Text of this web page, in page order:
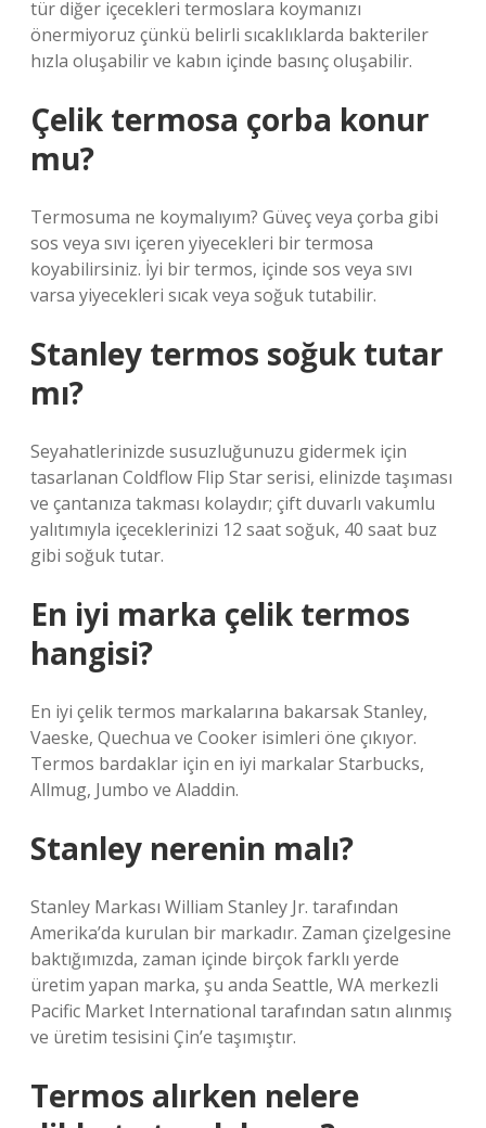
tür diğer içecekleri termoslara koymanızı
önermiyoruz çünkü belirli sıcaklıklarda bakteriler
hızla oluşabilir ve kabın içinde basınç oluşabilir.
Çelik termosa çorba konur
mu?
Termosuma ne koymalıyım? Güveç veya çorba gibi
sos veya sıvı içeren yiyecekleri bir termosa
koyabilirsiniz. İyi bir termos, içinde sos veya sıvı
varsa yiyecekleri sıcak veya soğuk tutabilir.
Stanley termos soğuk tutar
mı?
Seyahatlerinizde susuzluğunuzu gidermek için
tasarlanan Coldflow Flip Star serisi, elinizde taşıması
ve çantanıza takması kolaydır; çift duvarlı vakumlu
yalıtımıyla içeceklerinizi 12 saat soğuk, 40 saat buz
gibi soğuk tutar.
En iyi marka çelik termos
hangisi?
En iyi çelik termos markalarına bakarsak Stanley,
Vaeske, Quechua ve Cooker isimleri öne çıkıyor.
Termos bardaklar için en iyi markalar Starbucks,
Allmug, Jumbo ve Aladdin.
Stanley nerenin malı?
Stanley Markası William Stanley Jr. tarafından
Amerika’da kurulan bir markadır. Zaman çizelgesine
baktığımızda, zaman içinde birçok farklı yerde
üretim yapan marka, şu anda Seattle, WA merkezli
Pacific Market International tarafından satın alınmış
ve üretim tesisini Çin’e taşımıştır.
Termos alırken nelere